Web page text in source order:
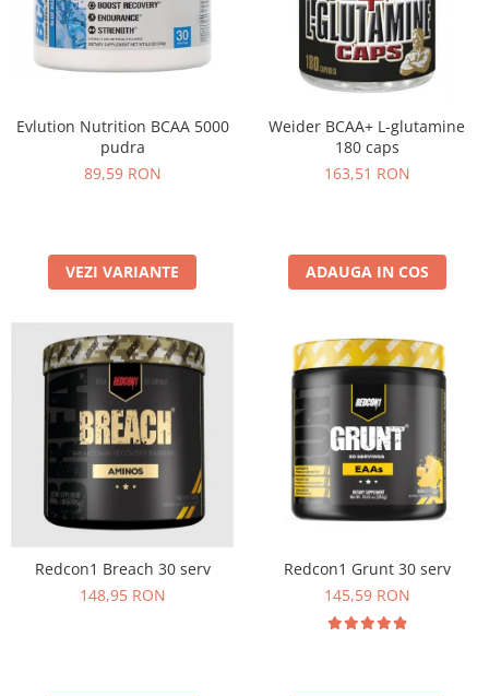
Vitamine bărbați / femei
Îngrijire personală
Insulated
JNX Sports
MEX
Muscle Meds
Mutant
Naughty Boy
Nordic Naturals
NOW Foods
Nutrend
Nutrex
Olimp Sport Nutrition
Optimum Nutrition
Osavi
PerfectShaker
PeScience
Power System
Evlution Nutrition BCAA 5000
pudra
89,59 RON
VEZI VARIANTE
Weider BCAA+ L-glutamine
180 caps
163,51 RON
ADAUGA IN COS
Redcon1 Breach 30 serv
148,95 RON
Redcon1 Grunt 30 serv
145,59 RON